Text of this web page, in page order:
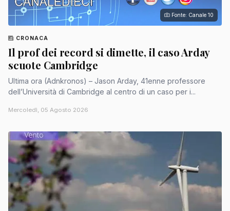
Fonte: Canale 10
CRONACA
Il prof dei record si dimette, il caso Arday
scuote Cambridge
Ultima ora (Adnkronos) – Jason Arday, 41enne professore
dell’Università di Cambridge al centro di un caso per i...
Mercoledì, 05 Agosto 2026